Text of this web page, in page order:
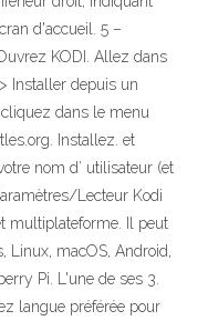
d'accueil. 5 –
KODI. Allez dans
Installer depuis un
dans le menu
Installez. et
nom d’ utilisateur (et
Lecteur Kodi
multiplateforme. Il peut
macOS, Android,
Pi. L'une de ses 3.
langue préférée pour